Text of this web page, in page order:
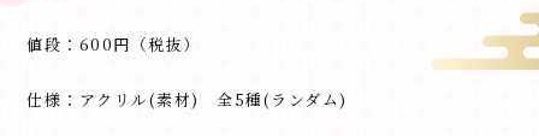
値段：600円（税抜）
仕様：アクリル(素材) 全5種(ランダム)